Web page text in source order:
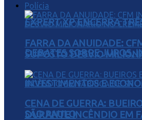
EXPERT XP ENCERRA
DEBATES SOBRE JUROS,
INVESTIMENTOS E
SÃO PAULO
Polícia
FARRA DA ANUIDADE:
SUPOSTO DESVIO
CENA DE GUERRA:
DURANTE INCÊNDIO EM